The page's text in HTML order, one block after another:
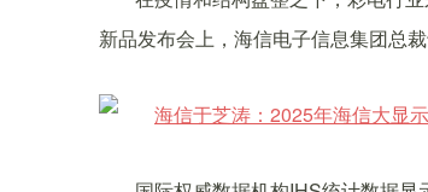
新品发布会上，海信电子信息集团总